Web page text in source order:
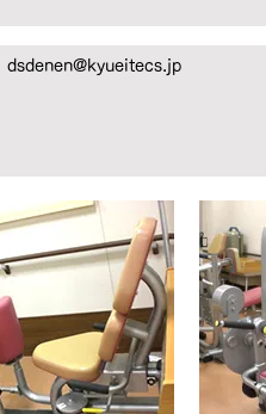
dsdenen@kyueitecs.jp